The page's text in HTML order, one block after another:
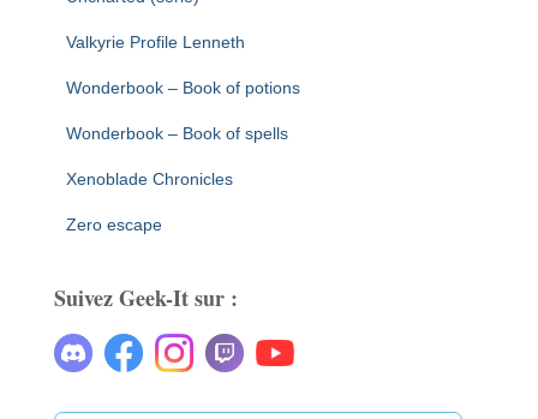
Valkyrie Profile Lenneth
Wonderbook – Book of potions
Wonderbook – Book of spells
Xenoblade Chronicles
Zero escape
Suivez Geek-It sur :